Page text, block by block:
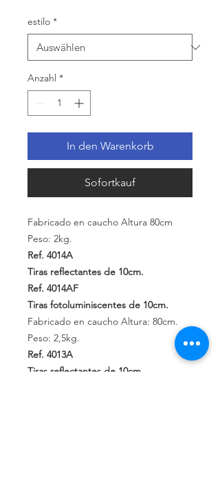
estilo *
Anzahl *
In den Warenkorb
Sofortkauf
Fabricado en caucho Altura 80cm
Peso: 2kg.
Ref. 4014A
Tiras reflectantes de 10cm.
Ref. 4014AF
Tiras fotoluminiscentes de 10cm.
Fabricado en caucho Altura: 80cm.
Peso: 2,5kg.
Ref. 4013A
Tiras reflectantes de 10cm.